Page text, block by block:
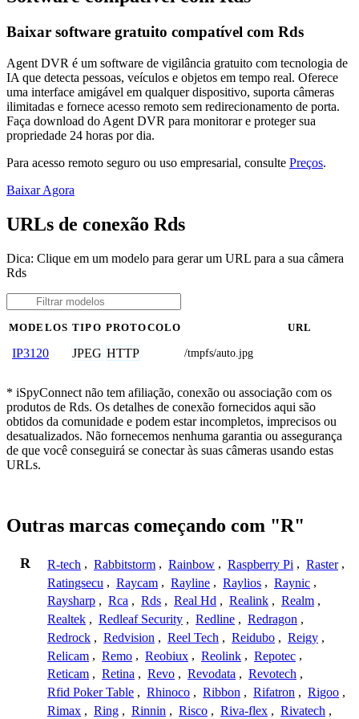
Baixar software gratuito compatível com Rds
Agent DVR é um software de vigilância gratuito com tecnologia de
IA que detecta pessoas, veículos e objetos em tempo real. Oferece
uma interface amigável em qualquer dispositivo, suporta câmeras
ilimitadas e fornece acesso remoto sem redirecionamento de porta.
Faça download do Agent DVR para monitorar e proteger sua
propriedade 24 horas por dia.
Para acesso remoto seguro ou uso empresarial, consulte Preços.
Baixar Agora
URLs de conexão Rds
Dica: Clique em um modelo para gerar um URL para a sua câmera
Rds
MODELOS TIPO PROTOCOLO URL
IP3120 JPEG HTTP /tmpfs/auto.jpg
* iSpyConnect não tem afiliação, conexão ou associação com os
produtos de Rds. Os detalhes de conexão fornecidos aqui são
obtidos da comunidade e podem estar incompletos, imprecisos ou
desatualizados. Não fornecemos nenhuma garantia ou assegurança
de que você conseguirá se conectar às suas câmeras usando estas
URLs.
Outras marcas começando com "R"
R R-tech , Rabbitstorm , Rainbow , Raspberry Pi , Raster ,
Ratingsecu , Raycam , Rayline , Raylios , Raynic ,
Raysharp , Rca , Rds , Real Hd , Realink , Realm ,
Realtek , Redleaf Security , Redline , Redragon ,
Redrock , Redvision , Reel Tech , Reidubo , Reigy ,
Relicam , Remo , Reobiux , Reolink , Repotec ,
Reticam , Retina , Revo , Revodata , Revotech ,
Rfid Poker Table , Rhinoco , Ribbon , Rifatron , Rigoo ,
Rimax , Ring , Rinnin , Risco , Riva-flex , Rivatech ,